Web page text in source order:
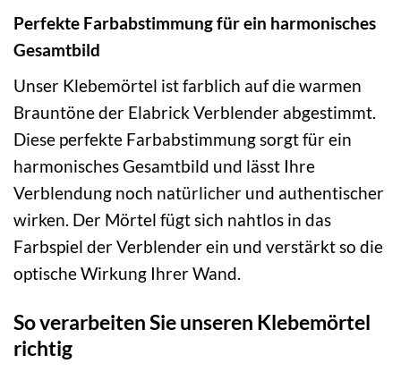
Perfekte Farbabstimmung für ein harmonisches
Gesamtbild
Unser Klebemörtel ist farblich auf die warmen
Brauntöne der Elabrick Verblender abgestimmt.
Diese perfekte Farbabstimmung sorgt für ein
harmonisches Gesamtbild und lässt Ihre
Verblendung noch natürlicher und authentischer
wirken. Der Mörtel fügt sich nahtlos in das
Farbspiel der Verblender ein und verstärkt so die
optische Wirkung Ihrer Wand.
So verarbeiten Sie unseren Klebemörtel
richtig